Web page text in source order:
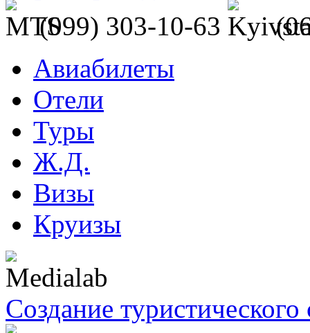
(099) 303-10-63
Авиабилеты
Отели
Туры
Ж.Д.
Визы
Круизы
Создание туристического